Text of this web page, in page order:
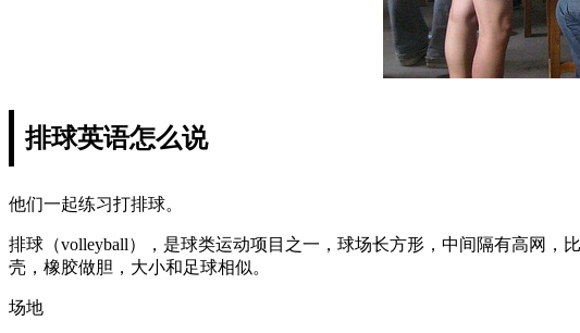
排球英语怎么说
他们一起练习打排球。
排球（volleyball），是球类运动项目之一，球场长方形，中间隔有高网
壳，橡胶做胆，大小和足球相似。
场地